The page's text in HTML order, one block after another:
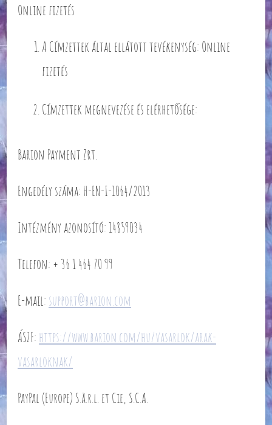
Online fizetés
A Címzettek által ellátott tevékenység: Online
fizetés
Címzettek megnevezése és elérhetősége:
Barion Payment Zrt.
Engedély száma: H-EN-I-1064/2013
Intézmény azonosító: 14859034
Telefon: + 36 1 464 70 99
E-mail: support@barion.com
ÁSZF: https://www.barion.com/hu/vasarlok/arak-
vasarloknak/
PayPal (Europe) S.à.r.l. et Cie, S.C.A.